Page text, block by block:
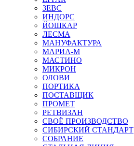
ЗЕВС
ИНДОРС
ЙОШКАР
ЛЕСМА
МАНУФАКТУРА
МАРИА-М
МАСТИНО
МИКРОН
ОЛОВИ
ПОРТИКА
ПОСТАВЩИК
ПРОМЕТ
РЕТВИЗАН
СВОЁ ПРОИЗВОДСТВО
СИБИРСКИЙ СТАНДАРТ
СОБРАНИЕ